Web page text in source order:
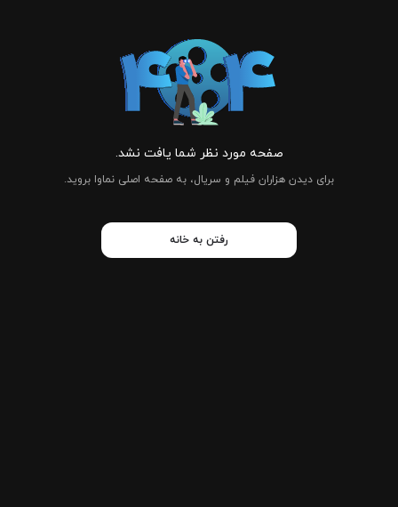
صفحه مورد نظر شما یافت نشد.
برای دیدن هزاران فیلم و سریال، به صفحه اصلی نماوا بروید.
رفتن به خانه